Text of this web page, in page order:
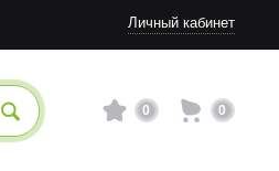
Личный кабинет
0 0